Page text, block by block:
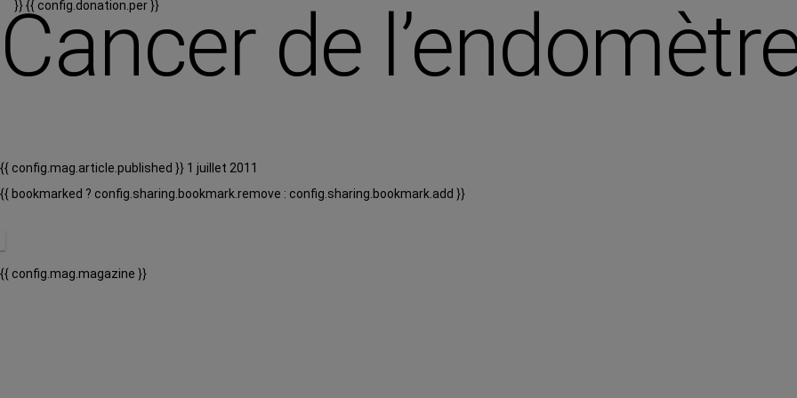
}}{{ config.donation.per }}
Cancer de
{{ config.mag.article.published }} 1 juillet 2011
{{ bookmarked ? config.sharing.bookmark.remove : config.sharing.bookmark.add }}
{{ config.mag.magazine }}